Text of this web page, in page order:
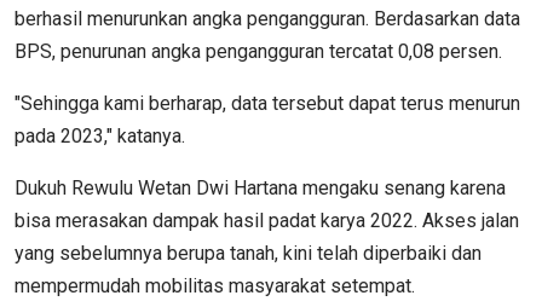
berhasil menurunkan angka pengangguran. Berdasarkan data
BPS, penurunan angka pengangguran tercatat 0,08 persen.
"Sehingga kami berharap, data tersebut dapat terus menurun
pada 2023," katanya.
Dukuh Rewulu Wetan Dwi Hartana mengaku senang karena
bisa merasakan dampak hasil padat karya 2022. Akses jalan
yang sebelumnya berupa tanah, kini telah diperbaiki dan
mempermudah mobilitas masyarakat setempat.